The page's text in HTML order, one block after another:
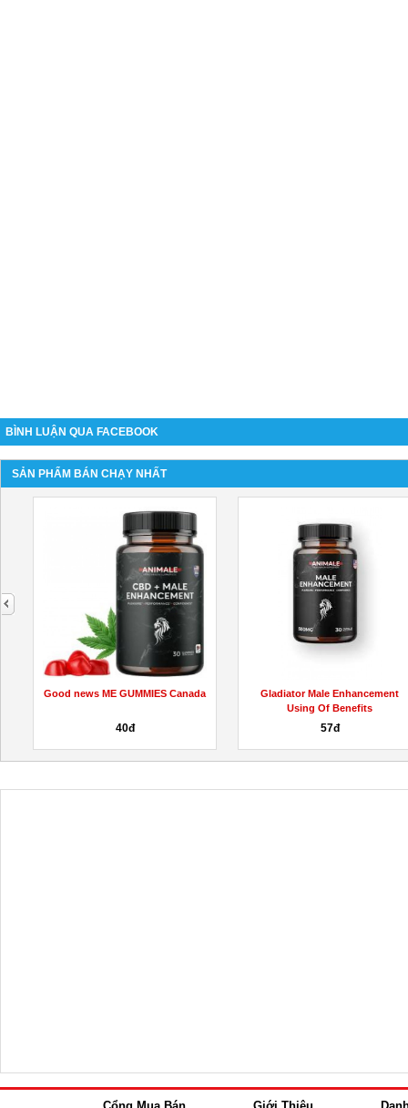
BÌNH LUẬN QUA FACEBOOK
SẢN PHẨM BÁN CHẠY NHẤT
Good news ME GUMMIES Canada
40đ
Gladiator Male Enhancement
Using Of Benefits
57đ
next